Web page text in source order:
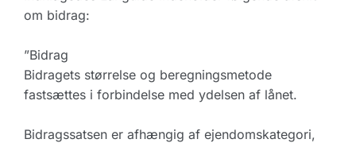
om bidrag:
”Bidrag
Bidragets størrelse og beregningsmetode
fastsættes i forbindelse med ydelsen af lånet.
Bidragssatsen er afhængig af ejendomskategori,